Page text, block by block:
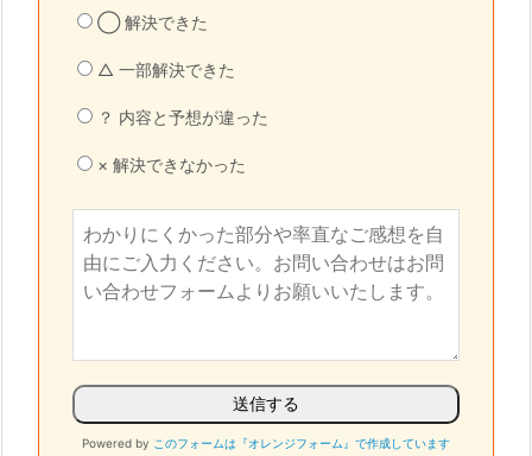
◯ 解決できた
△ 一部解決できた
？ 内容と予想が違った
× 解決できなかった
Powered by このフォームは『オレンジフォーム』で作成しています